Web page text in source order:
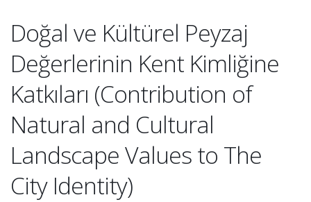
Doğal ve Kültürel Peyzaj
Değerlerinin Kent Kimliğine
Katkıları (Contribution of
Natural and Cultural
Landscape Values to The
City Identity)